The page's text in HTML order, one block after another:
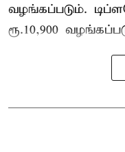
வழங்கப்படும்.
ரூ.10,900